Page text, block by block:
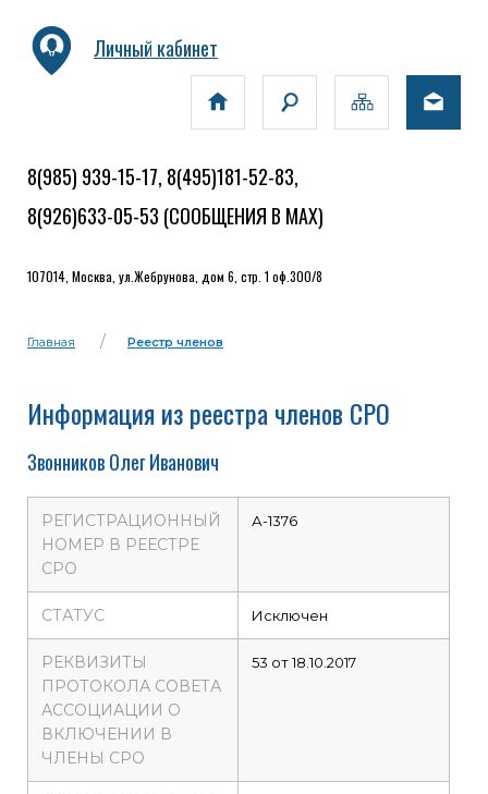
Личный кабинет
8(985) 939-15-17, 8(495)181-52-83,
8(926)633-05-53 (СООБЩЕНИЯ В MAX)
107014, Москва, ул.Жебрунова, дом 6, стр. 1 оф.300/8
Главная Реестр членов
Информация из реестра членов СРО
Звонников Олег Иванович
РЕГИСТРАЦИОННЫЙ
НОМЕР В РЕЕСТРЕ
СРО
А-1376
СТАТУС Исключен
РЕКВИЗИТЫ
ПРОТОКОЛА СОВЕТА
АССОЦИАЦИИ О
ВКЛЮЧЕНИИ В
ЧЛЕНЫ СРО
53 от 18.10.2017